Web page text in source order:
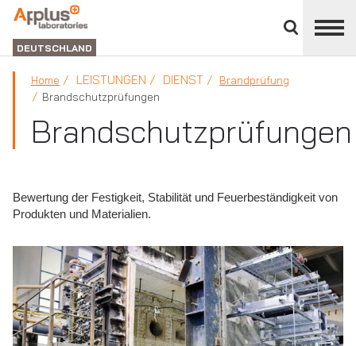
schließen
ABTEILUNG
LABORATORIEN
DEUTSCHLAND
Home LEISTUNGEN DIENST
Brandprüfung
Brandschutzprüfungen
Brandschutzprüfungen
Bewertung der Festigkeit, Stabilität und Feuerbeständigkeit von
Produkten und Materialien.